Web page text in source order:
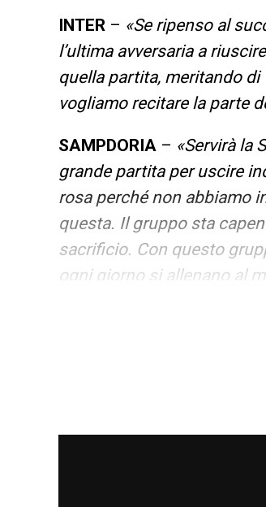
INTER – «Se ripenso al
l’ultima avversaria a
quella partita, meritando
vogliamo recitare la parte
SAMPDORIA – «Servirà la
grande partita per uscire
rosa perché non abbiamo
questa. Il gruppo sta
sacrificio. Con questo
ogni giorno si allenano al
LE DICHIARAZIONI